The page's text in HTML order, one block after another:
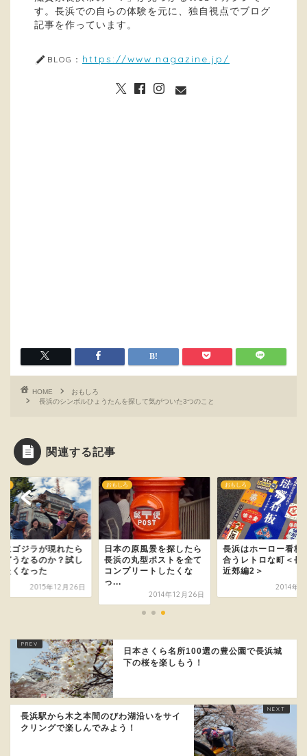
す。長浜での自らの体験を元に、独自視点でブログ
記事を作っています。
BLOG： https://www.nagazine.jp/
HOME
おもしろ
長浜のシンボルひょうたんを探して気がついた3つのこと
関連する記事
にゴジラが現れたら
どうなるのか？試し
たくなった
2015年12月26日
おもしろ
日本の原風景を探したら
長浜の丸型ポストを全て
コンプリートしたくな
っ...
2014年12月26日
おもしろ
長浜はホーロー看板
合うレトロな町＜長
近郊編2＞
2014年2
日本さくら名所100選の豊公園で長浜城
下の桜を楽しもう！
長浜駅から木之本間のびわ湖沿いをサイ
クリングで楽しんでみよう！